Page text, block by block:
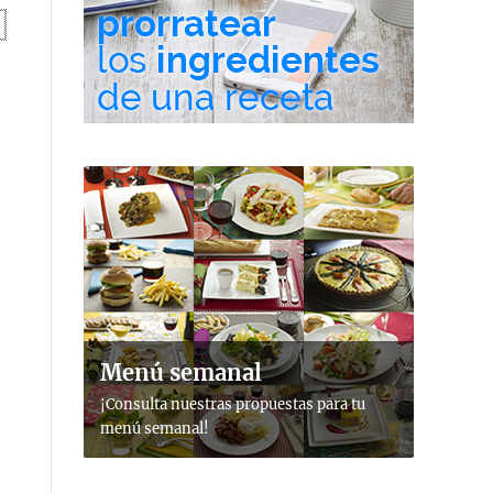
Menú semanal
¡Consulta nuestras propuestas para tu
menú semanal!